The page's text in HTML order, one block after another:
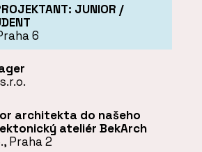
JUNIOR /
6
architekta do našeho
ateliér BekArch
Praha 2